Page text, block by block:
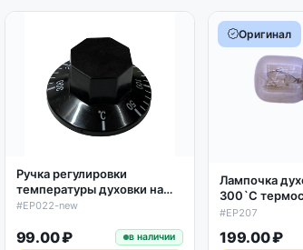
Ручка регулировки
температуры духовки на
300 С градусов
#EP022-new
99.00 ₽ в наличии
Оригинал
Лампочка
300`C
аналог
#EP207
199.00 ₽